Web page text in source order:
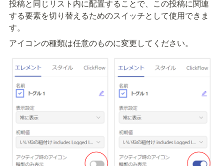
投稿と同じリスト内に配置することで、この投稿に関連
する要素を切り替えるためのスイッチとして使用できま
す。
アイコンの種類は任意のものに変更してください。